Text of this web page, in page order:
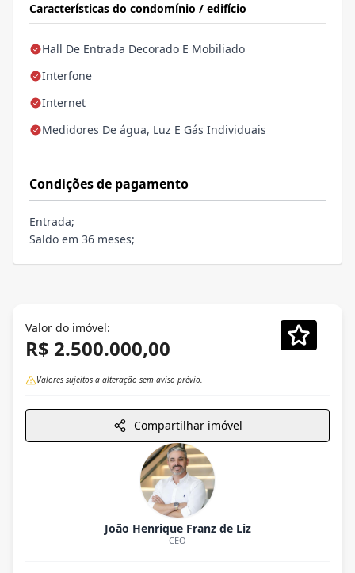
Características do condomínio / edifício
Hall De Entrada Decorado E Mobiliado
Interfone
Internet
Medidores De água, Luz E Gás Individuais
Condições de pagamento
Entrada;
Saldo em 36 meses;
Valor do imóvel:
R$ 2.500.000,00
Valores sujeitos a alteração sem aviso prévio.
Compartilhar imóvel
João Henrique Franz de Liz
CEO